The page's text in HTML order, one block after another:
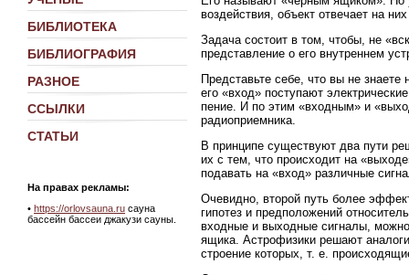
БИБЛИОТЕКА
БИБЛИОГРАФИЯ
РАЗНОЕ
ССЫЛКИ
СТАТЬИ
На правах рекламы:
• https://orlovsauna.ru сауна
бассейн бассеи джакузи сауны.
воздействия, объект отвечает на
Задача состоит в том, чтобы, не
представление о его внутреннем
Представьте себе, что вы не
его «вход» поступают
пение. И по этим «входным» и
радиоприемника.
В принципе существуют два пути
их с тем, что происходит на
подавать на «вход» различные
Очевидно, второй путь более
гипотез и предположений
входные и выходные сигналы,
ящика. Астрофизики решают
строение которых, т. е.